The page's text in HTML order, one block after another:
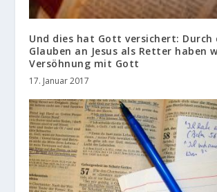
Und dies hat Gott versichert: Durch
Glauben an Jesus als Retter haben
Versöhnung mit Gott
17. Januar 2017